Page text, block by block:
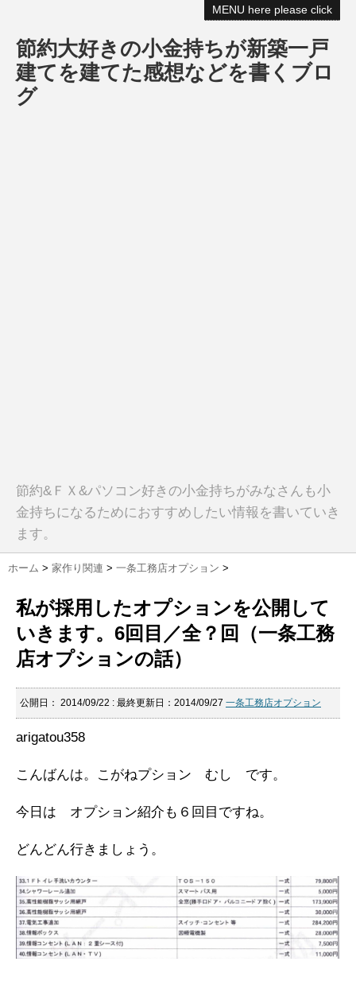
MENU here please click
節約大好きの小金持ちが新築一戸
建てを建てた感想などを書くブロ
グ
節約&ＦＸ&パソコン好きの小金持ちがみなさんも小
金持ちになるためにおすすめしたい情報を書いていき
ます。
ホーム > 家作り関連 > 一条工務店オプション >
私が採用したオプションを公開して
いきます。6回目／全？回（一条工務
店オプションの話）
公開日： 2014/09/22 : 最終更新日：2014/09/27 一条工務店オプション
arigatou358
こんばんは。こがねプション むし です。
今日は オプション紹介も６回目ですね。
どんどん行きましょう。